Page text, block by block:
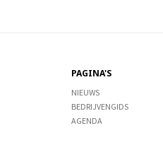
PAGINA'S
NIEUWS
BEDRIJVENGIDS
AGENDA